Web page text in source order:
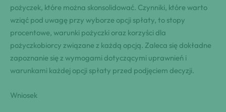
pożyczek, które można skonsolidować. Czynniki, które warto
wziąć pod uwagę przy wyborze opcji spłaty, to stopy
procentowe, warunki pożyczki oraz korzyści dla
pożyczkobiorcy związane z każdą opcją. Zaleca się dokładne
zapoznanie się z wymogami dotyczącymi uprawnień i
warunkami każdej opcji spłaty przed podjęciem decyzji.
Wniosek